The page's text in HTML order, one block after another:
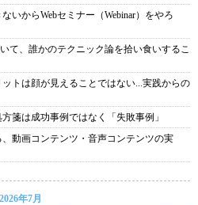
いからWebセミナー（Webinar）をやろ
て、誰かのテクニック論を拾い食いするこ
トは顔が見えることではない...実践からの
箋は成功事例ではなく「失敗事例」
動画コンテンツ・音声コンテンツの実
2026年7月